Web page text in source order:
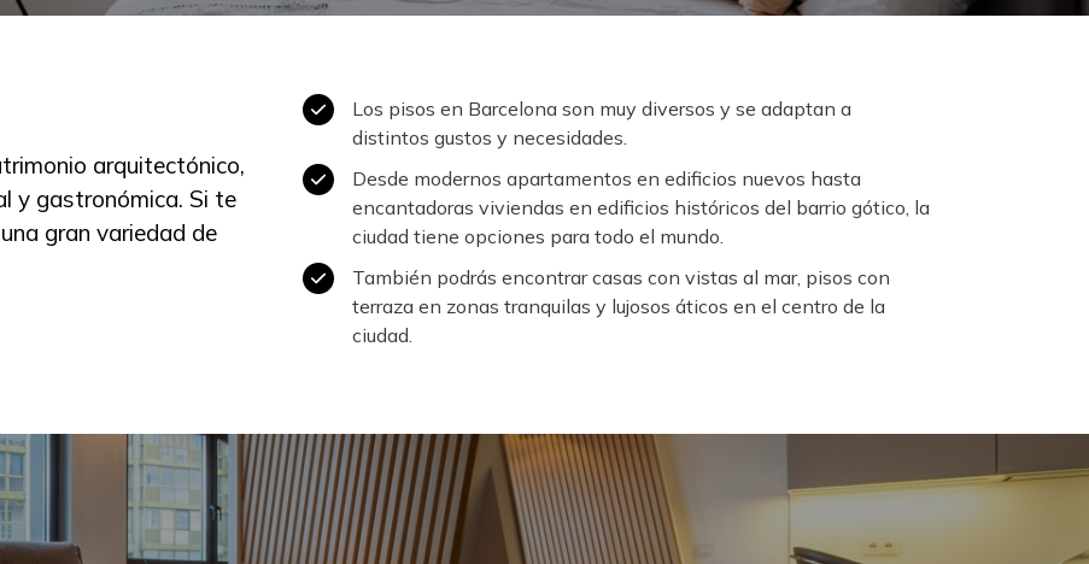
arquitectónico,
y gastronómica. Si te
gran variedad de
Los pisos en Barcelona son muy diversos y se adaptan a
distintos gustos y necesidades.
Desde modernos apartamentos en edificios nuevos hasta
encantadoras viviendas en edificios históricos del barrio gótico, la
ciudad tiene opciones para todo el mundo.
También podrás encontrar casas con vistas al mar, pisos con
terraza en zonas tranquilas y lujosos áticos en el centro de la
ciudad.